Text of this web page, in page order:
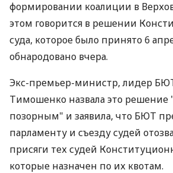
формировании коалиции в
этом говорится в решении
суда, которое было принято 6
обнародовано вчера.
Экс-премьер-министр, лидер
Тимошенко назвала это решение
позорным" и заявила, что БЮТ
парламенту и съезду судей
присяги тех судей
которые назначен по их квотам.